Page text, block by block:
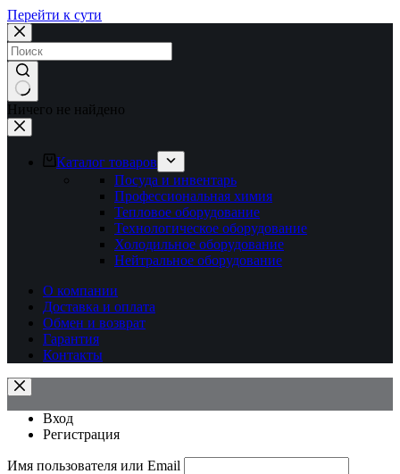
Перейти к сути
Ничего не найдено
Каталог товаров
Посуда и инвентарь
Профессиональная химия
Тепловое оборудование
Технологическое оборудование
Холодильное оборудование
Нейтральное оборудование
О компании
Доставка и оплата
Обмен и возврат
Гарантия
Контакты
Вход
Регистрация
Имя пользователя или Email